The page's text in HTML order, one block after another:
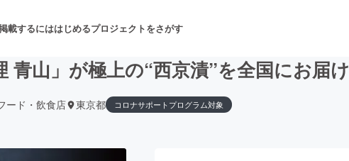
載するにははじめるプロジェクトをさがす
青山」が極上の“西京漬”を全国にお届け
ード・飲食店 東京都 コロナサポートプログラム対象